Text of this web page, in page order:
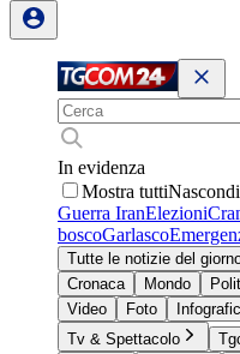
In evidenza
Mostra tuttiNascondi
Guerra IranElezioni
boscoGarlasco
Tutte le notizie del
Cronaca
Mondo
Video
Foto
Tv & Spettacolo